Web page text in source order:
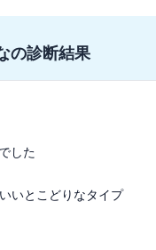
の診断結果